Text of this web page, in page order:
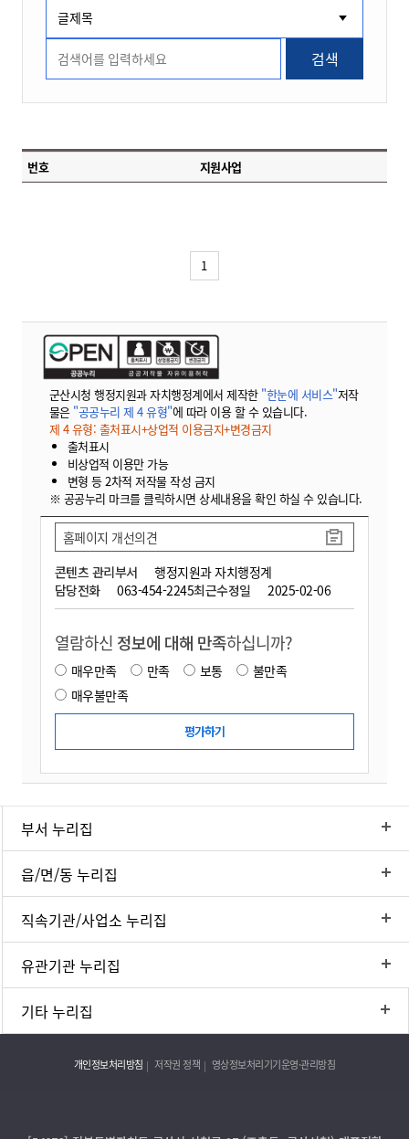
검색
번호 지원사업
1
군산시청 행정지원과 자치행정계에서 제작한 "한눈에 서비스"저작
물은 "공공누리 제 4 유형"에 따라 이용 할 수 있습니다.
제 4 유형: 출처표시+상업적 이용금지+변경금지
출처표시
비상업적 이용만 가능
변형 등 2차적 저작물 작성 금지
※ 공공누리 마크를 클릭하시면 상세내용을 확인 하실 수 있습니다.
콘텐츠 관리부서
행정지원과 자치행정계
담당전화
063-454-2245최근수정일 2025-02-06
홈페이지 개선의견
열람하신 정보에 대해 만족하십니까?
매우만족 만족 보통
불만족
매우불만족
부서 누리집
읍/면/동 누리집
직속기관/사업소 누리집
유관기관 누리집
기타 누리집
개인정보처리방침 저작권 정책 영상정보처리기기운영·관리방침